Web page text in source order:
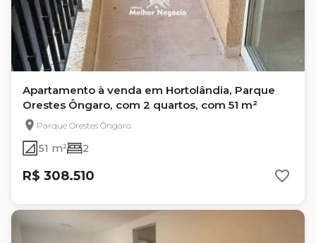
Apartamento à venda em Hortolândia, Parque
Orestes Ôngaro, com 2 quartos, com 51 m²
Parque Orestes Ôngaro
51 m² 2
R$ 308.510